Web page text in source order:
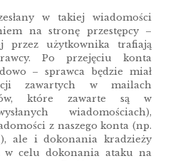
w takiej wiadomości
na stronę przestępcy –
przez użytkownika trafiają
Po przejęciu konta
– sprawca będzie miał
zawartych w mailach
które zawarte są w
wiadomościach),
z naszego konta (np.
ale i dokonania kradzieży
w celu dokonania ataku na